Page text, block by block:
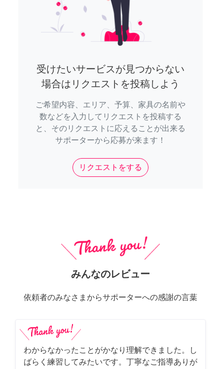
受けたいサービスが見つからない
場合はリクエストを投稿しよう
ご希望内容、エリア、予算、家具の名前や
数などを入力してリクエストを投稿する
と、そのリクエストに応えることが出来る
サポーターから応募が来ます！
リクエストをする
みんなのレビュー
依頼者のみなさまからサポーターへの感謝の言葉
わからなかったことがかなり理解できました。し
ばらく練習してみたいです。丁寧なご指導ありが